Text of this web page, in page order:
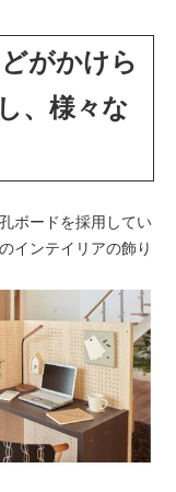
がかけら
、様々な
ボードを採用してい
インテイリアの飾り